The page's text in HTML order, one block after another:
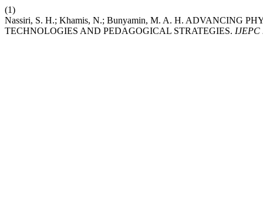
(1)
Nassiri, S. H.; Khamis, N.; Bunyamin, M. A. H. ADVANCING
TECHNOLOGIES AND PEDAGOGICAL STRATEGIES. IJEPC